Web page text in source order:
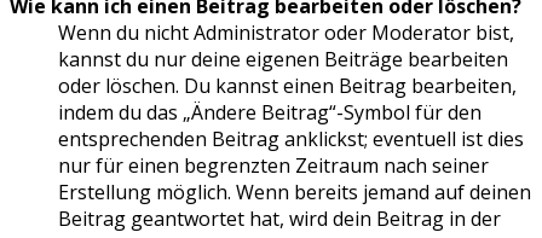
Wie kann ich einen Beitrag bearbeiten oder löschen?
Wenn du nicht Administrator oder Moderator bist,
kannst du nur deine eigenen Beiträge bearbeiten
oder löschen. Du kannst einen Beitrag bearbeiten,
indem du das „Ändere Beitrag“-Symbol für den
entsprechenden Beitrag anklickst; eventuell ist dies
nur für einen begrenzten Zeitraum nach seiner
Erstellung möglich. Wenn bereits jemand auf deinen
Beitrag geantwortet hat, wird dein Beitrag in der